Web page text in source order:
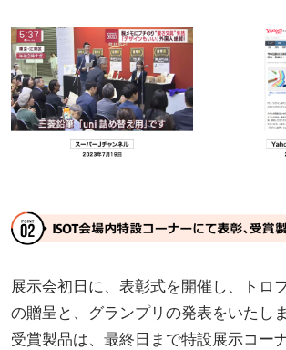
展示会初日に、表彰式を開催し、トロ
の贈呈と、グランプリの発表をいたしま
受賞製品は、最終日まで特設展示コー